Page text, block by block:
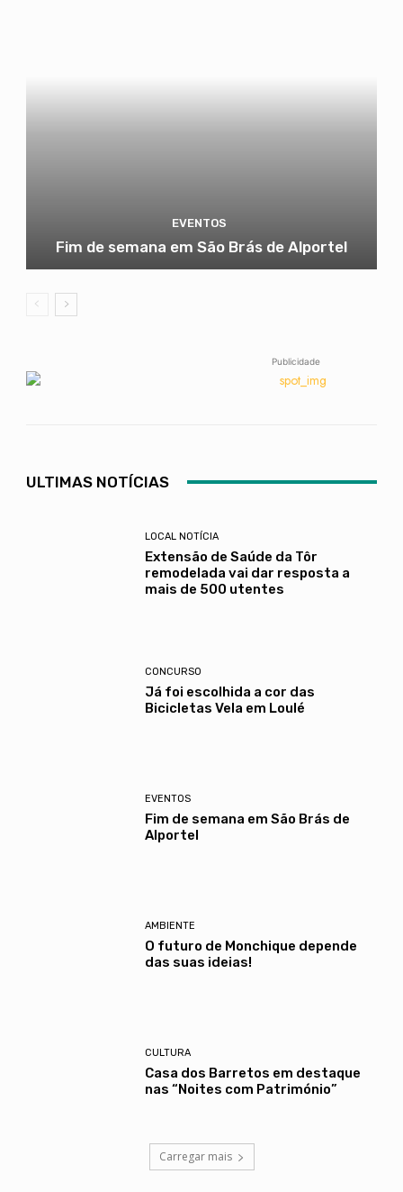
EVENTOS
Fim de semana em São Brás de Alportel
Publicidade
ULTIMAS NOTÍCIAS
LOCAL NOTÍCIA
Extensão de Saúde da Tôr
remodelada vai dar resposta a
mais de 500 utentes
CONCURSO
Já foi escolhida a cor das
Bicicletas Vela em Loulé
EVENTOS
Fim de semana em São Brás de
Alportel
AMBIENTE
O futuro de Monchique depende
das suas ideias!
CULTURA
Casa dos Barretos em destaque
nas “Noites com Património”
Carregar mais